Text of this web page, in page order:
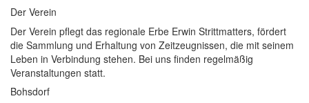
Der Verein
Der Verein pflegt das regionale Erbe Erwin Strittmatters, fördert
die Sammlung und Erhaltung von Zeitzeugnissen, die mit seinem
Leben in Verbindung stehen. Bei uns finden regelmäßig
Veranstaltungen statt.
Bohsdorf